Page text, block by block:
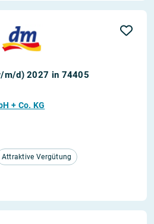
m/d) 2027 in 74405
+ Co. KG
Attraktive Vergütung